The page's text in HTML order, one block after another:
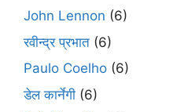
John Lennon (6)
रवीन्द्र प्रभात (6)
Paulo Coelho (6)
डेल कार्नेगी (6)